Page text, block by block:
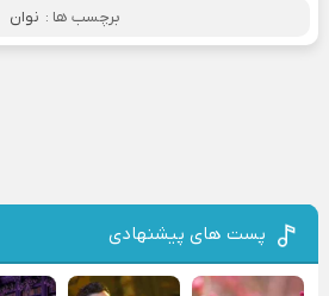
برچسب ها : نوان
پست های پیشنهادی